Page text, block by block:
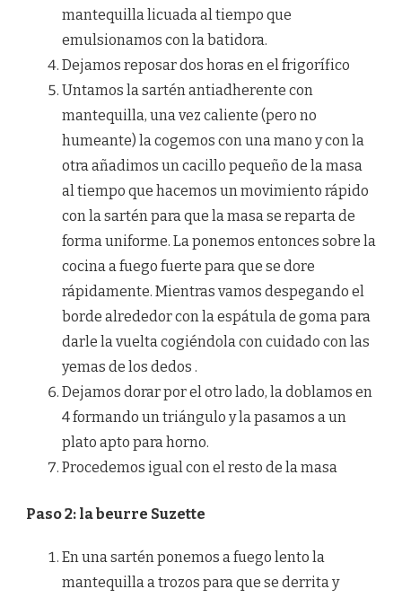
mantequilla licuada al tiempo que
emulsionamos con la batidora.
Dejamos reposar dos horas en el frigorífico
Untamos la sartén antiadherente con
mantequilla, una vez caliente (pero no
humeante) la cogemos con una mano y con la
otra añadimos un cacillo pequeño de la masa
al tiempo que hacemos un movimiento rápido
con la sartén para que la masa se reparta de
forma uniforme. La ponemos entonces sobre la
cocina a fuego fuerte para que se dore
rápidamente. Mientras vamos despegando el
borde alrededor con la espátula de goma para
darle la vuelta cogiéndola con cuidado con las
yemas de los dedos .
Dejamos dorar por el otro lado, la doblamos en
4 formando un triángulo y la pasamos a un
plato apto para horno.
Procedemos igual con el resto de la masa
Paso 2: la beurre Suzette
En una sartén ponemos a fuego lento la
mantequilla a trozos para que se derrita y